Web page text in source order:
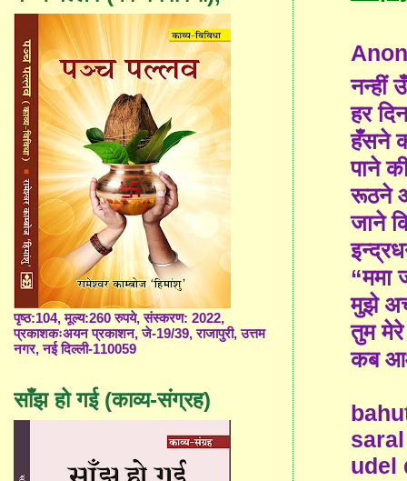
नन्हीं
हर
हँसने
पाने
रूठने
जाने
“ममा
मुझे
तुम मेरे
कब
udel
पृष्ठ:104, मूल्य:260 रुपये, संस्करण: 2022,
प्रकाशकःअयन प्रकाशन, जे-19/39, राजापुरी, उत्तम
नगर, नई दिल्ली-110059
साँझ हो गई (काव्य-संग्रह)